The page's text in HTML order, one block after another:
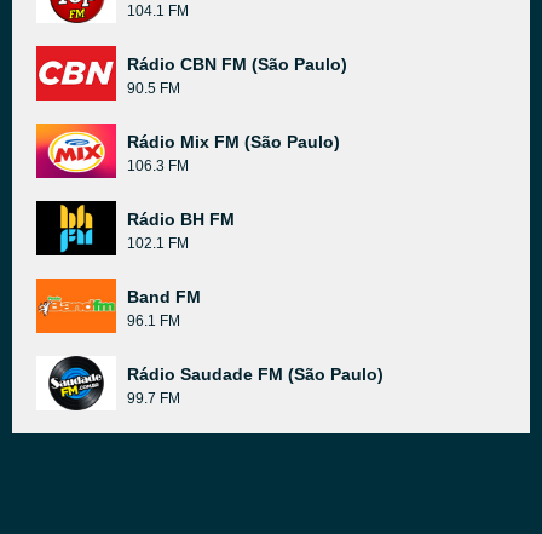
104.1 FM
Rádio CBN FM (São Paulo)
90.5 FM
Rádio Mix FM (São Paulo)
106.3 FM
Rádio BH FM
102.1 FM
Band FM
96.1 FM
Rádio Saudade FM (São Paulo)
99.7 FM